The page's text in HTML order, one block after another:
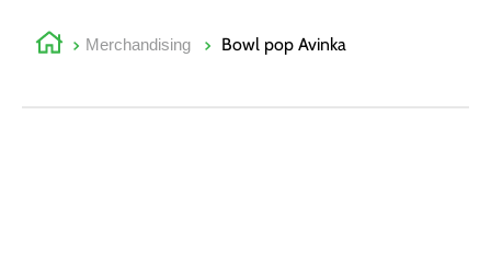
Merchandising Bowl pop Avinka